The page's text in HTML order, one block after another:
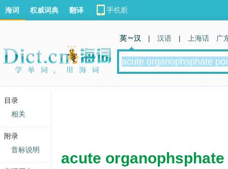
acute
海词 权威词典 翻译
英 汉 | 汉语 | 上海话 广
目录
相关
附录
音标说明